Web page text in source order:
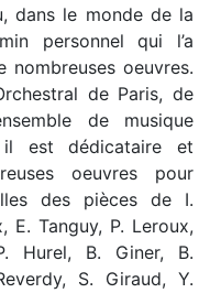
dans le monde de la
personnel qui l’a
oeuvres.
de Paris, de
de musique
il est dédicataire et
oeuvres pour
des pièces de I.
E. Tanguy, P. Leroux,
Hurel, B. Giner, B.
S. Giraud, Y.